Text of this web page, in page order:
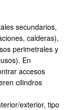
secundarios,
calderas),
perimetrales y
En
accesos
cilindros
exterior, tipo